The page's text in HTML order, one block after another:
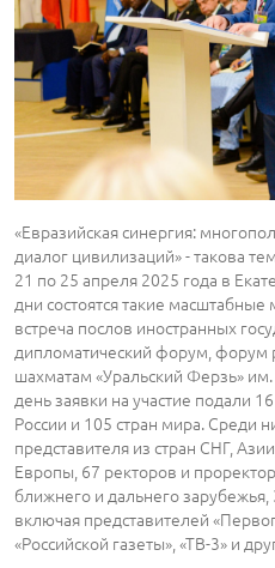
«Евразийская синергия:
диалог цивилизаций» - такова
21 по 25 апреля 2025 года в
дни состоятся такие
встреча послов иностранных
дипломатический форум, форум
шахматам «Уральский Ферзь»
день заявки на участие подали
России и 105 стран мира. Среди
представителя из стран СНГ,
Европы, 67 ректоров и
ближнего и дальнего
включая представителей
«Российской газеты», «ТВ-3» и